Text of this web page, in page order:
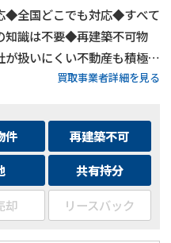
◆全国どこでも対応◆すべて
知識は不要◆再建築不可物
扱いにくい不動産も積極買
被害がある物件もそのままで
買取事業者詳細を見る
件
再建築不可
共有持分
却 リースバック